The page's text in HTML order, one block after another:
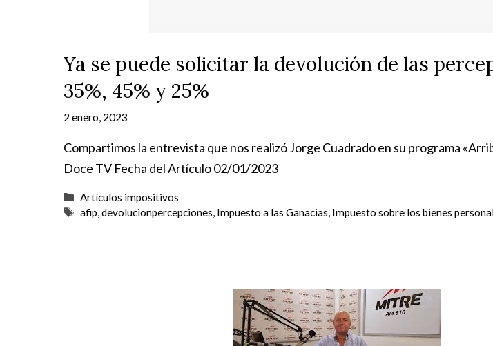
Ya se puede solicitar la devolución de las
35%, 45% y 25%
2 enero, 2023
Compartimos la entrevista que nos realizó Jorge Cuadrado en su programa
Doce TV Fecha del Artículo 02/01/2023
Categorías
Artículos impositivos
Etiquetas
afip,devolucionpercepciones, Impuesto a las Ganacias, Impuesto sobre los bienes